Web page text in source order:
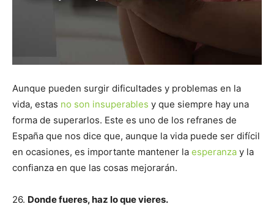
Aunque pueden surgir dificultades y problemas en la
vida, estas no son insuperables y que siempre hay una
forma de superarlos. Este es uno de los refranes de
España que nos dice que, aunque la vida puede ser difícil
en ocasiones, es importante mantener la esperanza y la
confianza en que las cosas mejorarán.
26. Donde fueres, haz lo que vieres.